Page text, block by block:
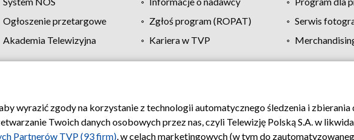
Ogłoszenie przetargowe Zgłoś program (ROPAT)
Serwis
Akademia Telewizyjna Kariera w TVP
TVP Polityka prywatności Moje zgody Pomoc Biuro
wyrazić zgody na korzystanie z technologii automatycznego śledzenia i
Twoich danych osobowych przez nas, czyli Telewizję Polską S.A. w
Partnerów TVP (93 firm), w celach marketingowych (w tym do